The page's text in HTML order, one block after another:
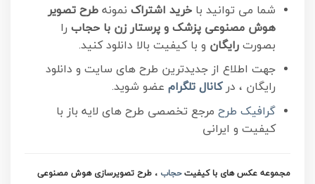
شما می توانید با خرید اشتراکنمونه طرح تصویر
هوش مصنوعی پزشک و پرستار زن با حجابرا
بصورت رایگان و با کیفیت بالا دانلود کنید.
جهت اطلاع از جدیدترین طرح های سایت و دانلود
رایگان ، درکانال تلگرامعضو شوید.
گرافیک طرحمرجع تخصصی طرح های لایه باز با
کیفیت و ایرانی
مجموعه عکس های با کیفیتحجاب ، طرح تصویرسازی هوش مصنوعی